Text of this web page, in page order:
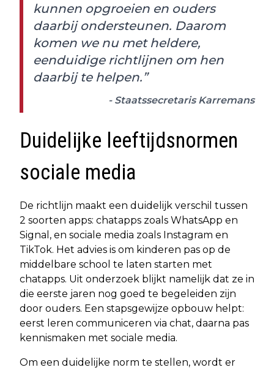
kunnen opgroeien en ouders
daarbij ondersteunen. Daarom
komen we nu met heldere,
eenduidige richtlijnen om hen
daarbij te helpen.”
- Staatssecretaris Karremans
Duidelijke leeftijdsnormen
sociale media
De richtlijn maakt een duidelijk verschil tussen
2 soorten apps: chatapps zoals WhatsApp en
Signal, en sociale media zoals Instagram en
TikTok. Het advies is om kinderen pas op de
middelbare school te laten starten met
chatapps. Uit onderzoek blijkt namelijk dat ze in
die eerste jaren nog goed te begeleiden zijn
door ouders. Een stapsgewijze opbouw helpt:
eerst leren communiceren via chat, daarna pas
kennismaken met sociale media.
Om een duidelijke norm te stellen, wordt er